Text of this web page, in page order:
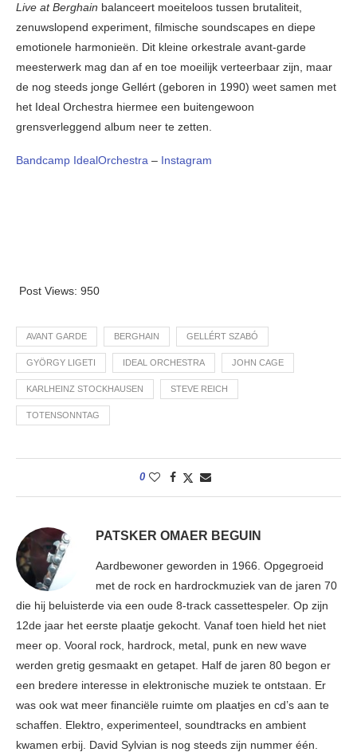
Live at Berghain balanceert moeiteloos tussen brutaliteit,
zenuwslopend experiment, filmische soundscapes en diepe
emotionele harmonieën. Dit kleine orkestrale avant-garde
meesterwerk mag dan af en toe moeilijk verteerbaar zijn, maar
de nog steeds jonge Gellért (geboren in 1990) weet samen met
het Ideal Orchestra hiermee een buitengewoon
grensverleggend album neer te zetten.
Bandcamp IdealOrchestra – Instagram
Post Views: 950
AVANT GARDE BERGHAIN GELLÉRT SZABÓ
GYÖRGY LIGETI IDEAL ORCHESTRA JOHN CAGE
KARLHEINZ STOCKHAUSEN STEVE REICH
TOTENSONNTAG
0
PATSKER OMAER BEGUIN
Aardbewoner geworden in 1966. Opgegroeid
met de rock en hardrockmuziek van de jaren 70
die hij beluisterde via een oude 8-track cassettespeler. Op zijn
12de jaar het eerste plaatje gekocht. Vanaf toen hield het niet
meer op. Vooral rock, hardrock, metal, punk en new wave
werden gretig gesmaakt en getapet. Half de jaren 80 begon er
een bredere interesse in elektronische muziek te ontstaan. Er
was ook wat meer financiële ruimte om plaatjes en cd’s aan te
schaffen. Elektro, experimenteel, soundtracks en ambient
kwamen erbij. David Sylvian is nog steeds zijn nummer één.